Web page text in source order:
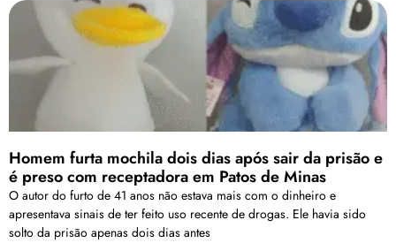
Homem furta mochila dois dias após sair da prisão e
é preso com receptadora em Patos de Minas
O autor do furto de 41 anos não estava mais com o dinheiro e
apresentava sinais de ter feito uso recente de drogas. Ele havia sido
solto da prisão apenas dois dias antes